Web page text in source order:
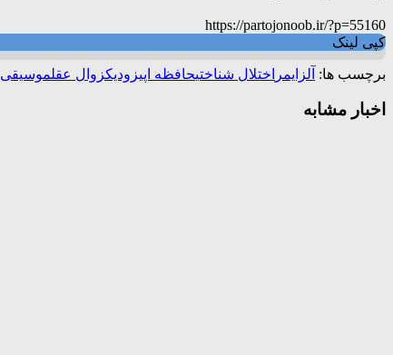
https://partojonoob.ir/?p=55160
کپی لینک
برچسب ها: آلزایمر اختلال شناختیحافظه اپیزودیکزوال عقلموسیقی
اخبار مشابه